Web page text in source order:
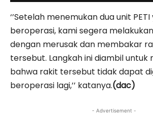
‘’Setelah menemukan dua unit
beroperasi, kami segera
dengan merusak dan membakar
tersebut. Langkah ini diambil untuk
bahwa rakit tersebut tidak dapat
beroperasi lagi,’’ katanya.(dac)
- Advertisement -